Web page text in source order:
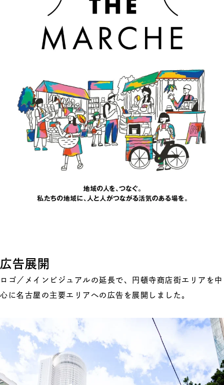
広告展開
ロゴ／メインビジュアルの延長で、円頓寺商店街エリアを中
心に名古屋の主要エリアへの広告を展開しました。